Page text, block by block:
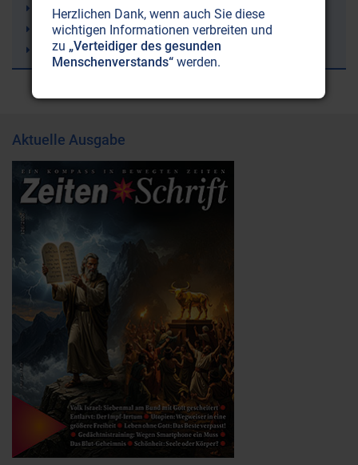
Trampolinspringen
Windkraft (Windräder)
Bienen
Aktuelle Ausgabe
Herzlichen Dank, wenn auch Sie diese
wichtigen Informationen verbreiten und
zu „Verteidiger des gesunden
Menschenverstands“ werden.